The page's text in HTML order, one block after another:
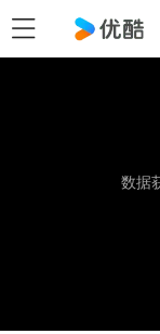
数据